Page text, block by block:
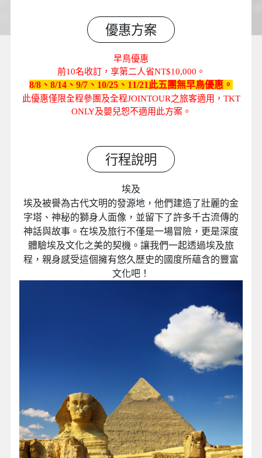
優惠方案
早鳥優惠
前10名收訂，享第二人省NT$10,000。
8/8、8/14、9/7、10/25、11/21此五團無早鳥優惠。
此優惠僅限全程參團及全程JOINTOUR之旅客適用，TKT
ONLY及嬰兒恕不適用此方案。
行程說明
埃及
埃及被譽為古代文明的發源地，他們建造了壯麗的金
字塔、神秘的獅身人面像，並留下了許多千古流傳的
神話與故事。在埃及旅行不僅是一場冒險，更是深度
體驗埃及文化之美的契機。讓我們一起透過埃及旅
程，親身感受這個擁有悠久歷史的國度所蘊含的豐富
文化吧！